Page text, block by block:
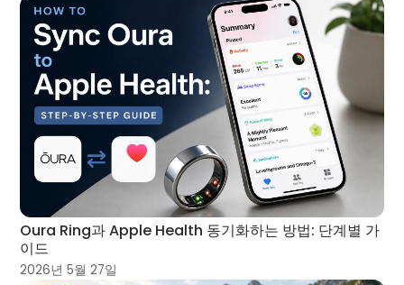
Oura Ring과 Apple Health 동기화하는 방법: 단계별 가
이드
2026년 5월 27일